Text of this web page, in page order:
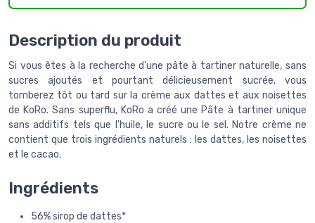
Description du produit
Si vous êtes à la recherche d'une pâte à tartiner naturelle, sans
sucres ajoutés et pourtant délicieusement sucrée, vous
tomberez tôt ou tard sur la crème aux dattes et aux noisettes
de KoRo. Sans superflu, KoRo a créé une Pâte à tartiner unique
sans additifs tels que l'huile, le sucre ou le sel. Notre crème ne
contient que trois ingrédients naturels : les dattes, les noisettes
et le cacao.
Ingrédients
56% sirop de dattes*